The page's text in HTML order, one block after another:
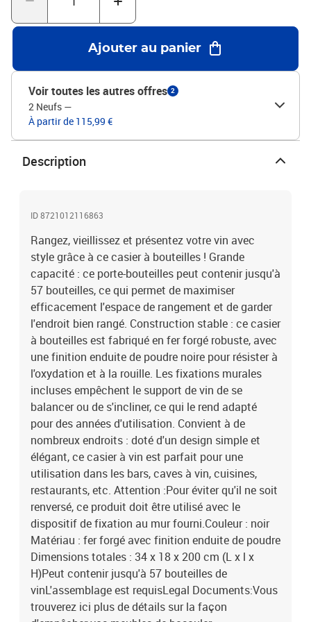
enduite de poudre Dimensions totales : 34 x 18 x 200 cm (L x l x
H)Peut contenir jusqu'à 57 bouteilles de vinL'assemblage est
requisLegal Documents:Vous trouverez ici plus de détails sur la
façon d'empêcher vos meubles de basculer
Ajouter au panier
Voir toutes les autres offres 2
2 Neufs —
À partir de 115,99 €
Description
ID 8721012116863
Rangez, vieillissez et présentez votre vin avec
style grâce à ce casier à bouteilles ! Grande
capacité : ce porte-bouteilles peut contenir jusqu'à
57 bouteilles, ce qui permet de maximiser
efficacement l'espace de rangement et de garder
l'endroit bien rangé. Construction stable : ce casier
à bouteilles est fabriqué en fer forgé robuste, avec
une finition enduite de poudre noire pour résister à
l'oxydation et à la rouille. Les fixations murales
incluses empêchent le support de vin de se
balancer ou de s'incliner, ce qui le rend adapté
pour des années d'utilisation. Convient à de
nombreux endroits : doté d'un design simple et
élégant, ce casier à vin est parfait pour une
utilisation dans les bars, caves à vin, cuisines,
restaurants, etc. Attention :Pour éviter qu'il ne soit
renversé, ce produit doit être utilisé avec le
dispositif de fixation au mur fourni.Couleur : noir
Matériau : fer forgé avec finition enduite de poudre
Dimensions totales : 34 x 18 x 200 cm (L x l x
H)Peut contenir jusqu'à 57 bouteilles de
vinL'assemblage est requisLegal Documents:Vous
trouverez ici plus de détails sur la façon